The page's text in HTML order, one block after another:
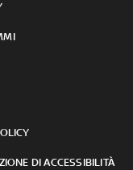
DI ACCESSIBILITÀ